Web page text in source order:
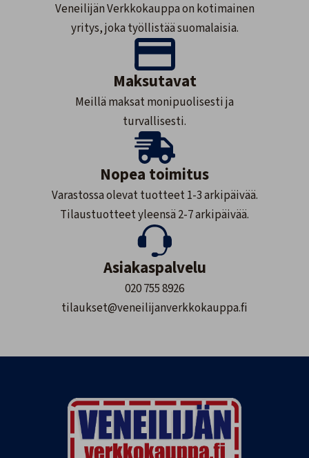
Veneilijän Verkkokauppa on kotimainen
yritys, joka työllistää suomalaisia.
Maksutavat
Meillä maksat monipuolisesti ja
turvallisesti.
Nopea toimitus
Varastossa olevat tuotteet 1-3 arkipäivää.
Tilaustuotteet yleensä 2-7 arkipäivää.
Asiakaspalvelu
020 755 8926
tilaukset@veneilijanverkkokauppa.fi